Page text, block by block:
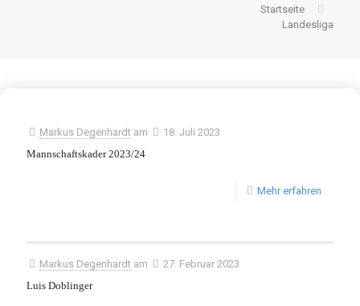
Startseite
Landesliga
Markus Degenhardt am
18. Juli 2023
Mannschaftskader 2023/24
Mehr erfahren
Markus Degenhardt am
27. Februar 2023
Luis Doblinger